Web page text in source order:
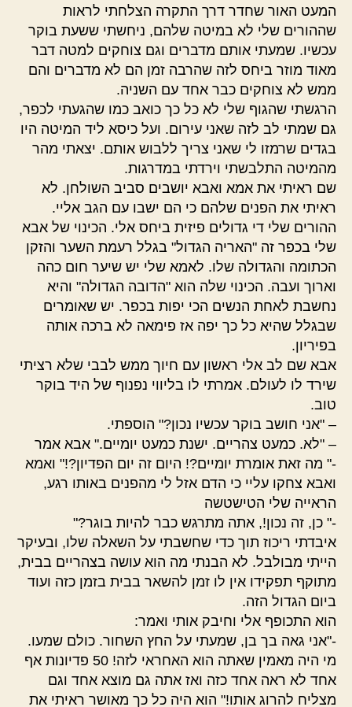
המעט האור שחדר דרך התקרה הצלחתי לראות
שההורים שלי לא במיטה שלהם, ניחשתי ששעת בוקר
עכשיו. שמעתי אותם מדברים וגם צוחקים למטה דבר
מאוד מוזר ביחס לזה שהרבה זמן הם לא מדברים והם
ממש לא צוחקים כבר אחד עם השניה.
הרגשתי שהגוף שלי לא כל כך כואב כמו שהגעתי לכפר,
גם שמתי לב לזה שאני עירום. ועל כיסא ליד המיטה היו
בגדים שרמזו לי שאני צריך ללבוש אותם. יצאתי מהר
מהמיטה התלבשתי וירדתי במדרגות.
שם ראיתי את אמא ואבא יושבים סביב השולחן. לא
ראיתי את הפנים שלהם כי הם ישבו עם הגב אליי.
ההורים שלי די גדולים פיזית ביחס אלי. הכינוי של אבא
שלי בכפר זה "האריה הגדול" בגלל רעמת השער והזקן
הכתומה והגדולה שלו. לאמא שלי יש שיער חום כהה
וארוך ועבה. הכינוי שלה הוא "הדובה הגדולה" והיא
נחשבת לאחת הנשים הכי יפות בכפר. יש שאומרים
שבגלל שהיא כל כך יפה אז פימאה לא ברכה אותה
בפיריון.
אבא שם לב אלי ראשון עם חיוך ממש לבבי שלא רציתי
שירד לו לעולם. אמרתי לו בליווי נפנוף של היד בוקר
טוב.
– "אני חושב בוקר עכשיו נכון?" הוספתי.
– "לא. כמעט צהריים. ישנת כמעט יומיים." אבא אמר
-" מה זאת אומרת יומיים?! היום זה יום הפדיון?!" ואמא
ואבא צחקו עליי כי הדם אזל לי מהפנים באותו רגע,
הראייה שלי הטישטשה
-" כן, זה נכון!, אתה מתרגש כבר להיות בוגר?"
איבדתי ריכוז תוך כדי שחשבתי על השאלה שלו, ובעיקר
הייתי מבולבל. לא הבנתי מה הוא עושה בצהריים בבית,
מתוקף תפקידו אין לו זמן להשאר בבית בזמן כזה ועוד
ביום הגדול הזה.
הוא התכופף אלי וחיבק אותי ואמר:
-"אני גאה בך בן, שמעתי על החץ השחור. כולם שמעו.
מי היה מאמין שאתה הוא האחראי לזה! 50 פדיונות אף
אחד לא ראה אחד כזה ואז אתה גם מוצא אחד וגם
מצליח להרוג אותו!" הוא היה כל כך מאושר ראיתי את